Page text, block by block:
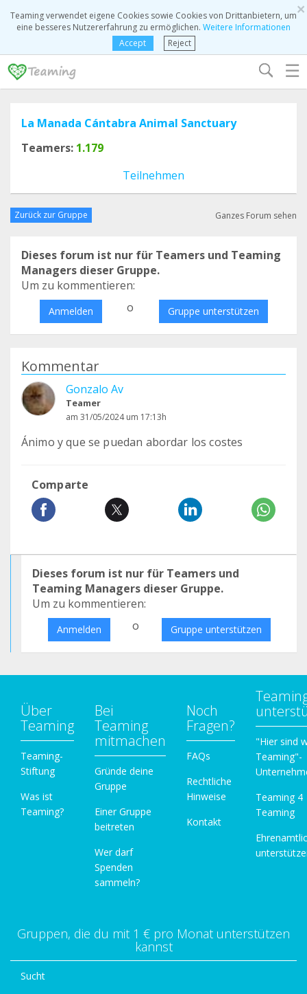
×
Teaming verwendet eigene Cookies sowie Cookies von Drittanbietern, um
eine besseres Nutzererfahrung zu ermöglichen. Weitere Informationen
Accept
Reject
☰
La Manada Cántabra Animal Sanctuary
Teamers: 1.179
Teilnehmen
Zurück zur Gruppe Ganzes Forum sehen
Dieses forum ist nur für Teamers und Teaming
Managers dieser Gruppe.
Um zu kommentieren:
Anmelden o Gruppe unterstützen
Kommentar
Gonzalo Av
Teamer
am 31/05/2024 um 17:13h
Ánimo y que se puedan abordar los costes
Comparte
Dieses forum ist nur für Teamers und
Teaming Managers dieser Gruppe.
Um zu kommentieren:
Anmelden o Gruppe unterstützen
Über
Teaming
Teaming-
Stiftung
Was ist
Teaming?
Bei
Teaming
mitmachen
Gründe deine
Gruppe
Einer Gruppe
beitreten
Wer darf
Spenden
sammeln?
Noch
Fragen?
FAQs
Rechtliche
Hinweise
Kontakt
"Hier sind
Teaming"-
Teaming 4
Teaming
Gruppen, die du mit 1 € pro Monat unterstützen
kannst
Sucht